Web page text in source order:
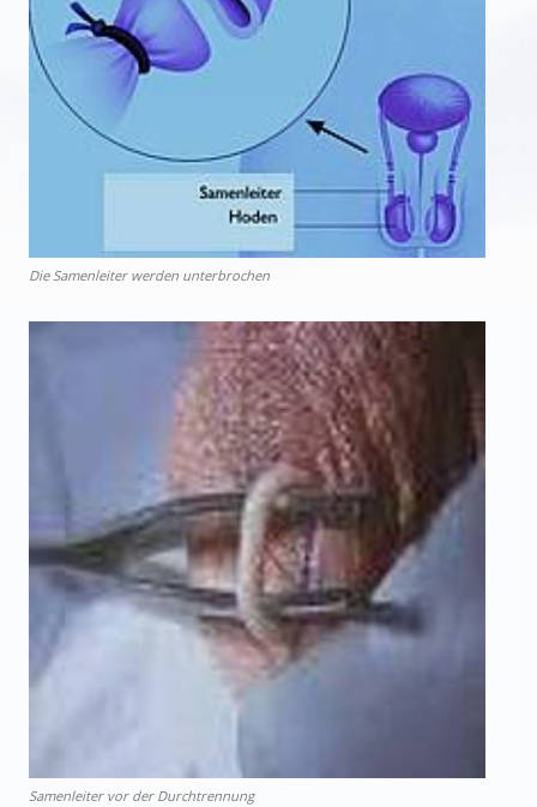
Die Samenleiter werden unterbrochen
Samenleiter vor der Durchtrennung